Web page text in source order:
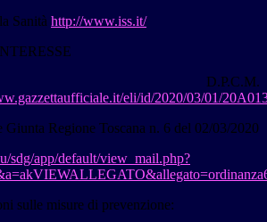
Sanità http://www.iss.it/
eli/id/2020/03/01/
Giunta Regione Toscana n. 6 del 02/03/2020
sdg/app/default/view_mail.php?
sulle misure di prevenzione: